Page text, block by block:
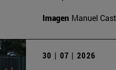
Imagen Manuel
30 | 07 | 2026